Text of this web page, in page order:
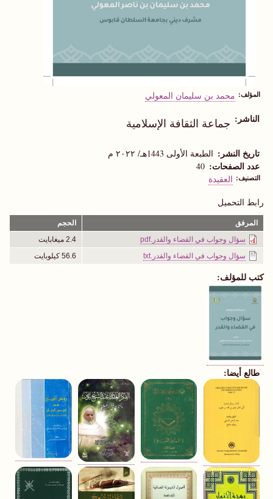
المؤلف محمد بن سليمان المعولي
الناشر جماعة الثقافة الإسلامية
تاريخ النشر الطبعة الأولى 1443هـ/ ٢٠٢٢ م
عدد الصفحات 40
التصنيف العقيدة
رابط التحميل
المرفق
الحجم
سؤال وجواب في القضاء والقدر.pdf
2.4 ميغابايت
سؤال وجواب في القضاء والقدر.txt
56.6 كيلوبايت
كتب للمؤلف:
طالع أيضا